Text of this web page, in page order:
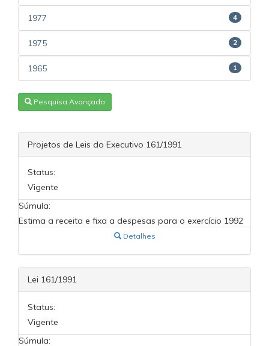
1977 4
1975 2
1965 1
Pesquisa Avançada
Projetos de Leis do Executivo 161/1991
Status:
Vigente
Súmula:
Estima a receita e fixa a despesas para o exercício 1992
Detalhes
Lei 161/1991
Status:
Vigente
Súmula: